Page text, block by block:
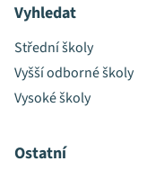
Vyhledat
Střední školy
Vyšší odborné školy
Vysoké školy
Ostatní